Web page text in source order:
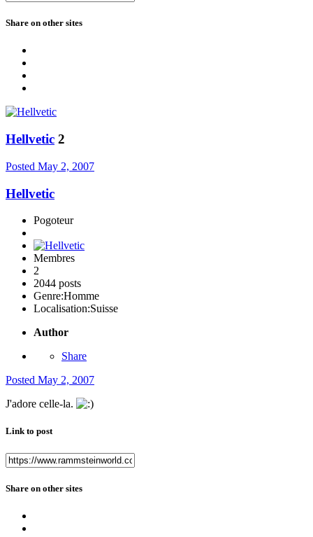
Share on other sites
Hellvetic 2
Posted May 2, 2007
Hellvetic
Pogoteur
Membres
2
2044 posts
Genre:Homme
Localisation:Suisse
Author
Share
Posted May 2, 2007
J'adore celle-la.
Link to post
Share on other sites